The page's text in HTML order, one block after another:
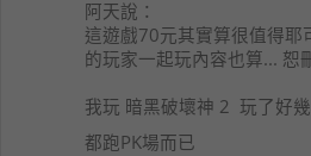
阿天說：
這遊戲70元其實算很值得
的玩家一起玩內容也算... 恕
我玩 暗黑破壞神 2 玩了好
都跑PK場而已